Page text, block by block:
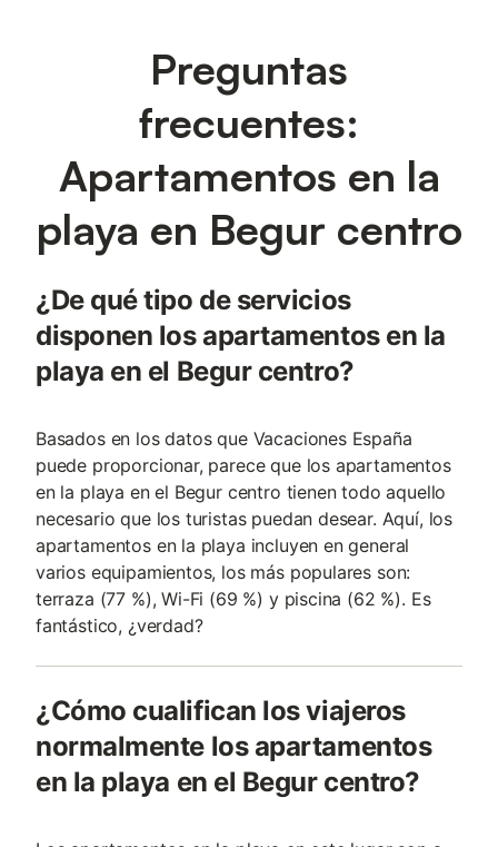
Preguntas
frecuentes:
Apartamentos en la
playa en Begur centro
¿De qué tipo de servicios
disponen los apartamentos en la
playa en el Begur centro?
Basados en los datos que Vacaciones España
puede proporcionar, parece que los apartamentos
en la playa en el Begur centro tienen todo aquello
necesario que los turistas puedan desear. Aquí, los
apartamentos en la playa incluyen en general
varios equipamientos, los más populares son:
terraza (77 %), Wi-Fi (69 %) y piscina (62 %). Es
fantástico, ¿verdad?
¿Cómo cualifican los viajeros
normalmente los apartamentos
en la playa en el Begur centro?